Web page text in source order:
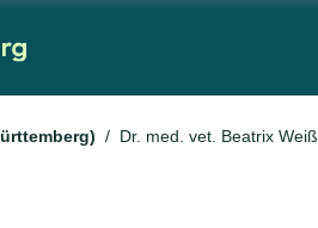
Dr. med. vet. Beatrix Weiß